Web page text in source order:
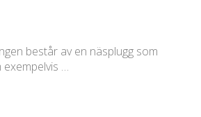
består av en näsplugg som
…